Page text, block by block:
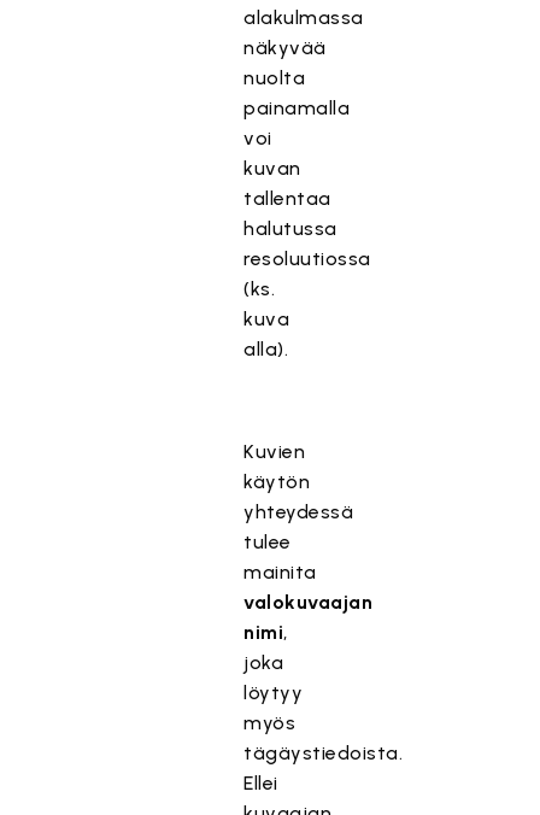
alakulmassa
näkyvää
nuolta
painamalla
voi
kuvan
tallentaa
halutussa
resoluutiossa
(ks.
kuva
alla).
Kuvien
käytön
yhteydessä
tulee
mainita
valokuvaajan
nimi,
joka
löytyy
myös
tägäystiedoista.
Ellei